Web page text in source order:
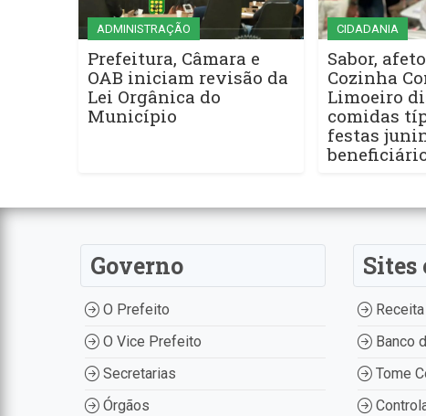
ADMINISTRAÇÃO
Prefeitura, Câmara e
OAB iniciam revisão da
Lei Orgânica do
Município
CIDADANIA
Sabor,
Cozinha
Limoeiro
comidas
festas
Governo
O Prefeito
O Vice Prefeito
Secretarias
Órgãos
Sites
Banco
Tome